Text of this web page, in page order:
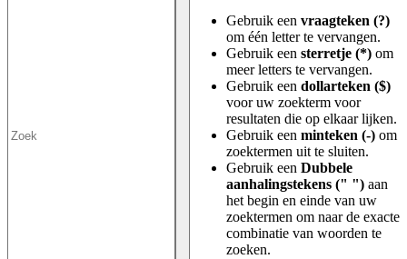
Gebruik een vraagteken (?)
om één letter te vervangen.
Gebruik een sterretje (*) om
meer letters te vervangen.
Gebruik een dollarteken ($)
voor uw zoekterm voor
resultaten die op elkaar lijken.
Gebruik een minteken (-) om
zoektermen uit te sluiten.
Gebruik een Dubbele
aanhalingstekens (" ") aan
het begin en einde van uw
zoektermen om naar de exacte
combinatie van woorden te
zoeken.